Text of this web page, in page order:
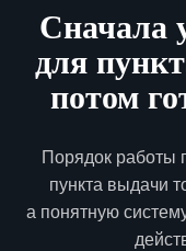
Сначала
для
потом
Порядок работы
пункта выдачи
а понятную